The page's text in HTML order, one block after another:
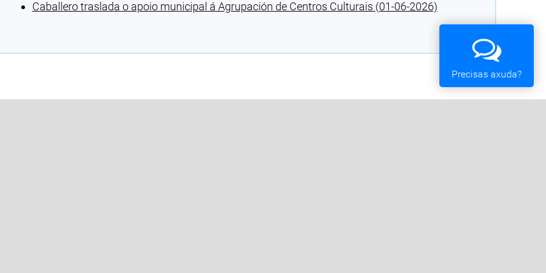
Caballero traslada o apoio municipal á Agrupación de Centros Culturais (01-06-2026)
Precisas axuda?